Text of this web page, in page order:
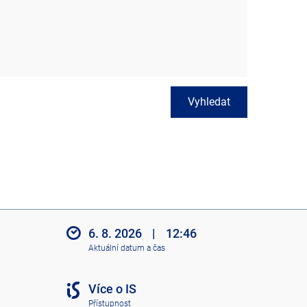
Vyhledat
6. 8. 2026 | 12:46
Aktuální datum a čas
Více o IS
Přístupnost